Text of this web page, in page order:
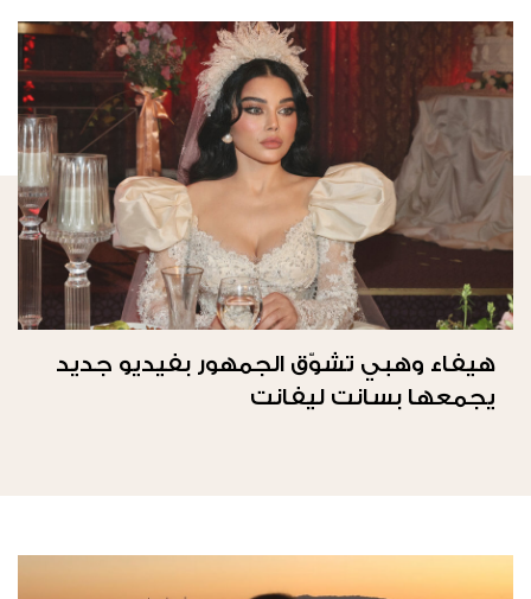
هيفاء وهبي تشوّق الجمهور بفيديو جديد
يجمعها بسانت ليفانت